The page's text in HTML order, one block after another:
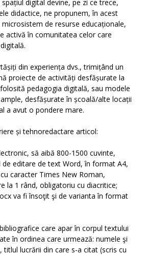
digital devine, pe zi ce trece,
didactice, ne propunem, în acest
de resurse educaționale,
activă în comunitatea celor care
din experiența dvs., trimițând un
proiecte de activități desfășurate la
pedagogia digitală, sau modele
desfășurate în școală/alte locații
a avut o pondere mare.
și tehnoredactare articol:
să aibă 800-1500 cuvinte,
editare de text Word, în format A4,
caracter Times New Roman,
la 1 rând, obligatoriu cu diacritice;
va fi însoţit şi de varianta în format
care apar în corpul textului
în ordinea care urmează: numele şi
lucrării din care s-a citat (scris cu